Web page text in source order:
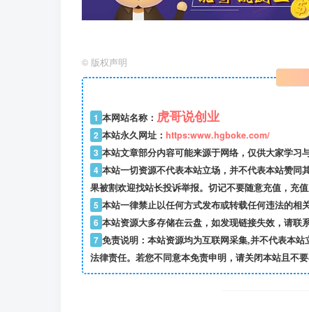
© 版权声明
1 本网站名称： 虎哥说创业
2 本站永久网址： https:www.hgboke.com/
3 本站文章部分内容可能来源于网络，仅供大家学习
4 本站一切资源不代表本站立场，并不代表本站赞同
果被割欢迎找站长投诉举报。切记不要随意充值，充值
5 本站一律禁止以任何方式发布或转载任何违法的相
6 本站资源大多存储在云盘，如发现链接失效，请联
7 免责说明：本站资源均为互联网采集,并不代表本
法律责任。若您不同意本免责申明，请关闭本站且不